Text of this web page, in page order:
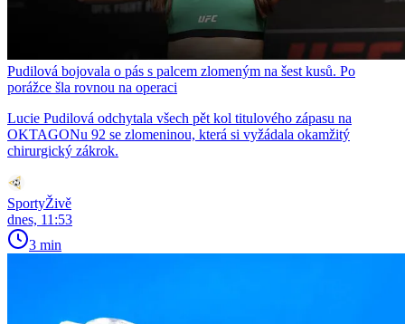
Pudilová bojovala o pás s palcem zlomeným na šest kusů. Po
porážce šla rovnou na operaci
Lucie Pudilová odchytala všech pět kol titulového zápasu na
OKTAGONu 92 se zlomeninou, která si vyžádala okamžitý
chirurgický zákrok.
SportyŽivě
dnes, 11:53
3 min